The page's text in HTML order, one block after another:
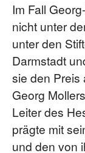
Im Fall
nicht unter
unter den
Darmstadt
sie den Preis
Georg
Leiter des
prägte mit
und den von